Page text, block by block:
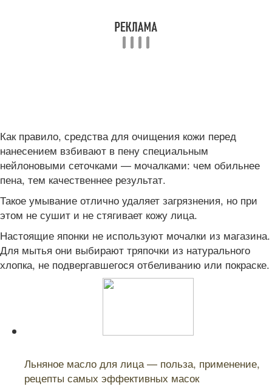
Как правило, средства для очищения кожи перед
нанесением взбивают в пену специальным
нейлоновыми сеточками — мочалками: чем обильнее
пена, тем качественнее результат.
Такое умывание отлично удаляет загрязнения, но при
этом не сушит и не стягивает кожу лица.
Настоящие японки не используют мочалки из магазина.
Для мытья они выбирают тряпочки из натурального
хлопка, не подвергавшегося отбеливанию или покраске.
Льняное масло для лица — польза, применение,
рецепты самых эффективных масок